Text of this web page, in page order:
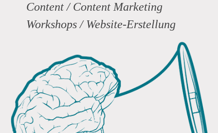
Content / Content Marketing
Workshops / Website-Erstellung